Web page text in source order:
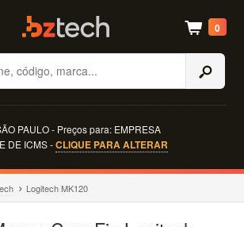
0
PAULO - Preços para: EMPRESA
DE ICMS -CLIQUE PARA ALTERAR
Logitech MK120